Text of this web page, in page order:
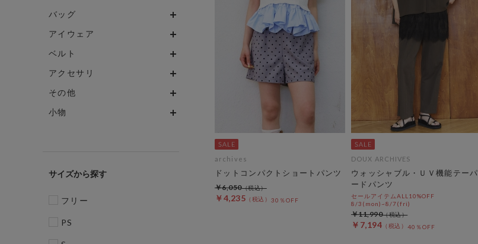
バッグ
アイウェア
ベルト
アクセサリ
その他
小物
サイズ
フリー
PS
archives
ドットコンパクトショートパンツ
￥4,235 30％OFF
￥6,050
DOUX ARCHIVES
ウォッシャブル・ＵＶ機能テーパ
ードパンツ
セールアイテムALL10%OFF
8/3(mon)~8/7(fri)
￥7,194 40％OFF
￥11,990